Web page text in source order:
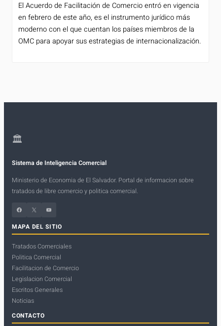
El Acuerdo de Facilitación de Comercio entró en vigencia
en febrero de este año, es el instrumento jurídico más
moderno con el que cuentan los países miembros de la
OMC para apoyar sus estrategias de internacionalización.
🏛
Sistema de Inteligencia Comercial
Ministerio de Economia de El Salvador. Portal de informacion sobre
tratados de libre comercio y politica comercial.
Facebook X
YouTube
MAPA DEL SITIO
Tratados Comerciales
Politica Comercial
Facilitacion de Comercio
Legislacion Comercial
Escritos Generales
Noticias
CONTACTO